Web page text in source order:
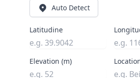
Auto Detect
Latitudine
Elevation (m)